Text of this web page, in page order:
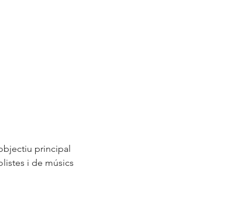
principal
i de músics